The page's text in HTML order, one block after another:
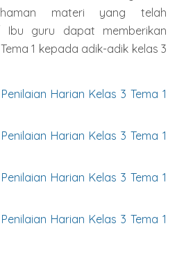
materi yang telah
Ibu guru dapat memberikan
1 kepada adik-adik kelas 3
Harian Kelas 3 Tema 1
Harian Kelas 3 Tema 1
Harian Kelas 3 Tema 1
Harian Kelas 3 Tema 1